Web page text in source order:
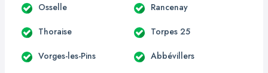
Osselle Rancenay
Thoraise Torpes 25
Vorges-les-Pins Abbévillers